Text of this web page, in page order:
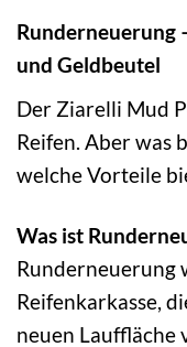
Runderneuerung
und Geldbeutel
Der Ziarelli Mud
Reifen. Aber was
welche Vorteile
Was ist
Runderneuerung
Reifenkarkasse,
neuen Lauffläche